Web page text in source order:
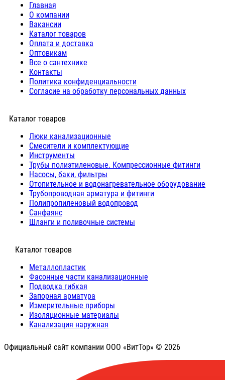
Главная
О компании
Вакансии
Каталог товаров
Оплата и доставка
Оптовикам
Все о сантехнике
Контакты
Политика конфиденциальности
Согласие на обработку персональных данных
Каталог товаров
Люки канализационные
Cмесители и комплектующие
Инструменты
Трубы полиэтиленовые. Компрессионные фитинги
Насосы, баки, фильтры
Отопительное и водонагревательное оборудование
Трубопроводная арматура и фитинги
Полипропиленовый водопровод
Санфаянс
Шланги и поливочные системы
⠀Каталог товаров
Металлопластик
Фасонные части канализационные
Подводка гибкая
Запорная арматура
Измерительные приборы
Изоляционные материалы
Канализация наружная
Официальный сайт компании ООО «ВитТор» © 2026